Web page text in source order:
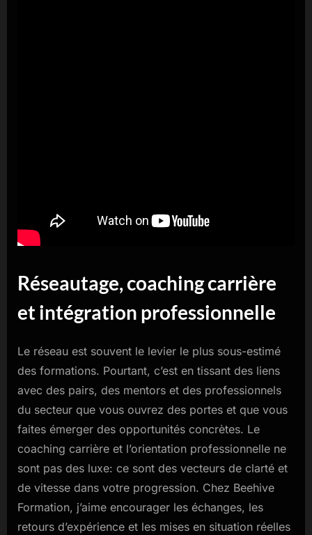
Réseautage, coaching carrière
et intégration professionnelle
Le réseau est souvent le levier le plus sous-estimé
des formations. Pourtant, c’est en tissant des liens
avec des pairs, des mentors et des professionnels
du secteur que vous ouvrez des portes et que vous
faites émerger des opportunités concrètes. Le
coaching carrière et l’orientation professionnelle ne
sont pas des luxe: ce sont des vecteurs de clarté et
de vitesse dans votre progression. Chez Beehive
Formation, j’aime encourager les échanges, les
retours d’expérience et les mises en situation réelles